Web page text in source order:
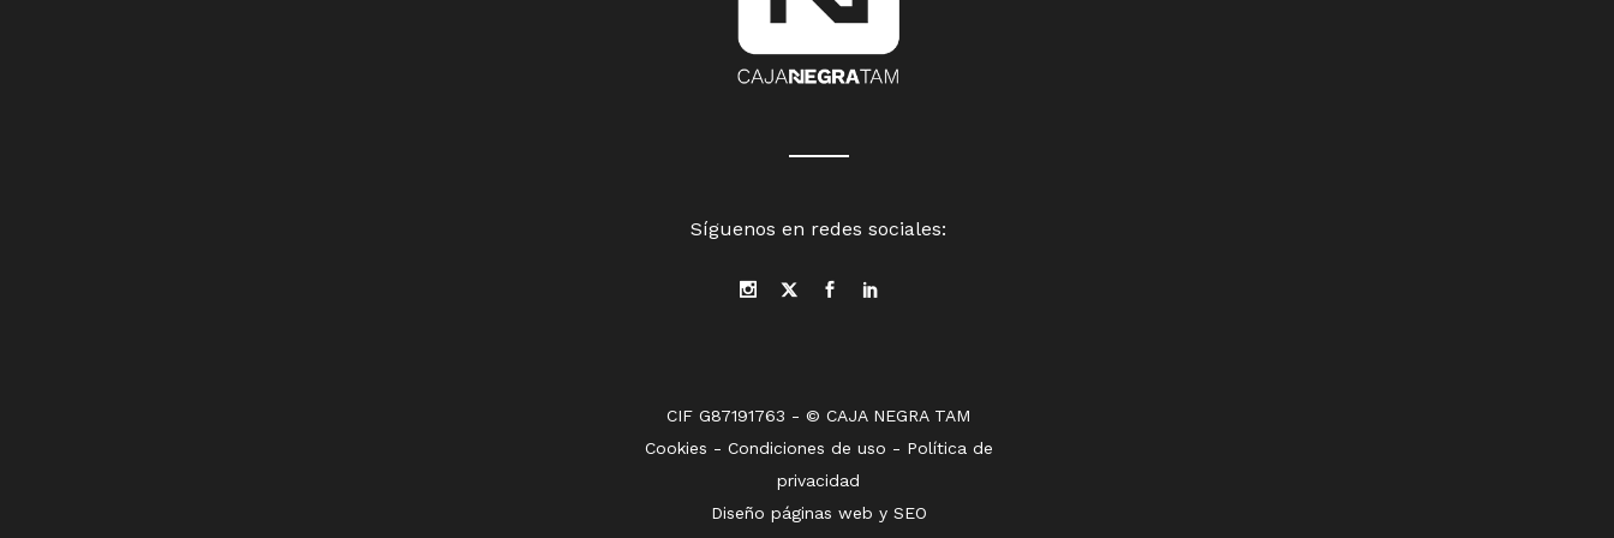
Síguenos en redes sociales:
CIF G87191763 - © CAJA NEGRA TAM
Cookies - Condiciones de uso - Política de
privacidad
Diseño páginas web y SEO